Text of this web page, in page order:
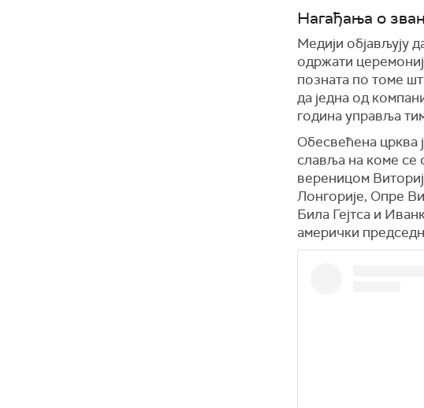
Нагађања о
Медији објављују
одржати
позната по томе
да једна од
година управља
Обесвећена црква
славља на коме се
вереницом
Лонгорије, Опре
Била Гејтса и
амерички